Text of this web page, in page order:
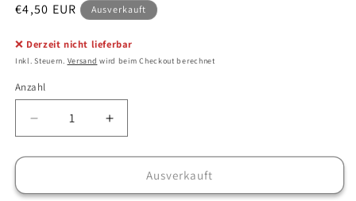
Normaler
€4,50 EUR Ausverkauft
❌ Derzeit nicht lieferbar
Inkl. Steuern. Versand wird beim Checkout berechnet
Anzahl
Anzahl
Verringere
die
Menge
Blush
Erhöhe
die
Menge
Blush
Ausverkauft